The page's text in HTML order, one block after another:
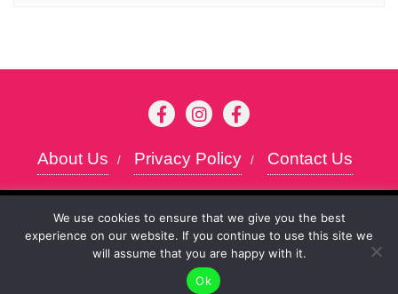
About Us Privacy Policy Contact Us
reserved.Powered byWordPress &Designed
byBizberg Themes
To give you the best possible user experience, this
site uses cookies. By continuing to browse the site,
you agree to our use of cookies as described in our
Privacy Policy.
Accept
We use cookies to ensure that we give you the best
experience on our website. If you continue to use this site we
will assume that you are happy with it.
Ok